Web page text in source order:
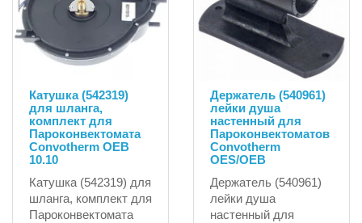
Катушка (542319)
для шланга,
комплект для
Пароконвектомата
Convotherm OEB
10.10
Катушка (542319) для
шланга, комплект для
Пароконвектомата
Держатель (540961)
лейки душа
настенный для
Пароконвектоматов
Convotherm
OES/OEB
Держатель (540961)
лейки душа
настенный для